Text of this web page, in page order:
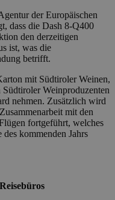
der Europäischen
dass die Dash 8-Q400
den derzeitigen
ist, was die
betrifft.
mit Südtiroler Weinen,
Weinproduzenten
nehmen. Zusätzlich wird
mit den
fortgeführt, welches
kommenden Jahrs
/
Ablaufdatum
Sitzung
basate
PHP.
di un